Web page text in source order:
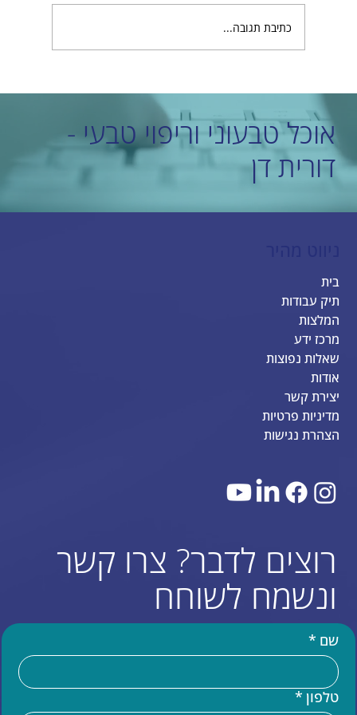
אוכל טבעוני וריפוי טבעי -
דורית דן
כתיבת תגובה...
בית
תיק עבודות
המלצות
מרכז ידע
שאלות נפוצות
אודות
יצירת קשר
מדיניות פרטיות
הצהרת נגישות
שם *
טלפון *
רוצים לדבר? צרו קשר
ונשמח לשוחח